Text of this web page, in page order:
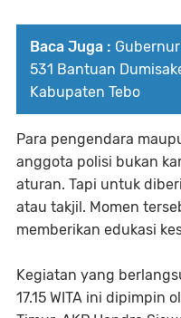
Baca Juga :
531 Bantuan
Kabupaten Tebo
Para pengendara
anggota polisi bukan
aturan. Tapi untuk
atau takjil. Momen
memberikan edukasi
Kegiatan yang
17.15 WITA ini dipimpin